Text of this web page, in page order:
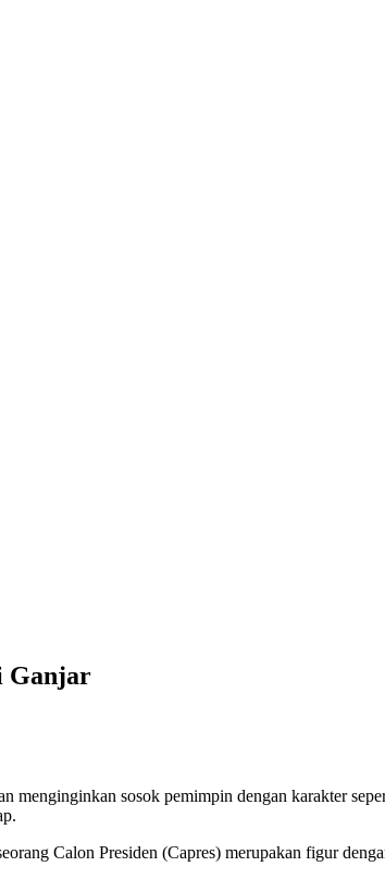
Ganjar
menginginkan sosok pemimpin dengan karakter
Calon Presiden (Capres) merupakan figur